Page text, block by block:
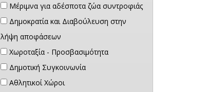
Μέριμνα για αδέσποτα ζώα συντροφιάς
Δημοκρατία και Διαβούλευση στην
λήψη αποφάσεων
Χωροταξία - Προσβασιμότητα
Δημοτική Συγκοινωνία
Αθλητικοί Χώροι